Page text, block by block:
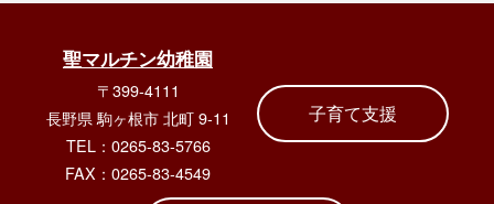
聖マルチン幼稚園
〒399-4111
長野県 駒ヶ根市 北町 9-11
TEL：0265-83-5766
FAX：0265-83-4549
子育て支援